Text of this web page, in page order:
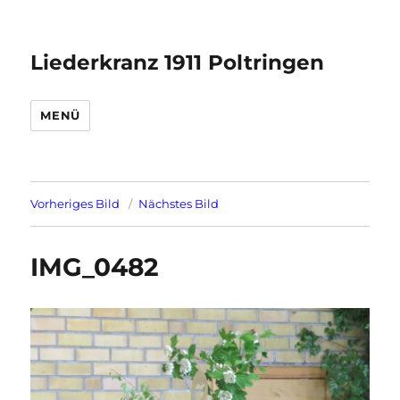
Liederkranz 1911 Poltringen
MENÜ
Vorheriges Bild Nächstes Bild
IMG_0482